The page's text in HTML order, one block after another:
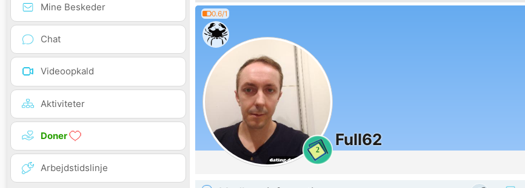
Mine Beskeder
Chat
Videoopkald
Aktiviteter
Doner
Arbejdstidslinje
0.6/1
2
Full62